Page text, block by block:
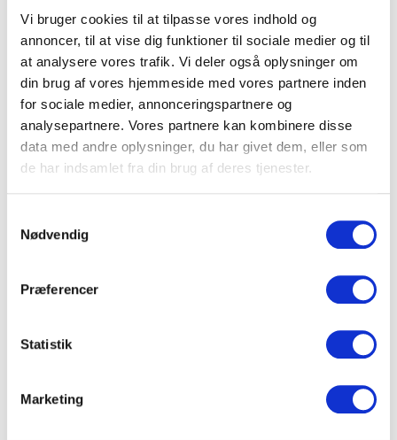
Vi bruger cookies til at tilpasse vores indhold og
annoncer, til at vise dig funktioner til sociale medier og til
at analysere vores trafik. Vi deler også oplysninger om
din brug af vores hjemmeside med vores partnere inden
for sociale medier, annonceringspartnere og
analysepartnere. Vores partnere kan kombinere disse
data med andre oplysninger, du har givet dem, eller som
de har indsamlet fra din brug af deres tjenester.
Nødvendig
Præferencer
Statistik
Marketing
Hvor mange der besøger hjemmesiden
Hvilke sider der bliver besøgt
Hvordan brugere navigerer på siden
Oplysningerne bruges kun til at forbedre hjemmesiden.
Google Analytics kan behandle data på vores vegne, og
oplysningerne er som udgangspunkt anonymiserede.
Samtykke
acceptere eller afvise ikke-nødvendige cookies via
trække dit samtykke tilbage via cookieindstillingerne
nederst på siden.
Tredjepartscookies
tredjepartscookies på din enhed. Disse cookies anvendes